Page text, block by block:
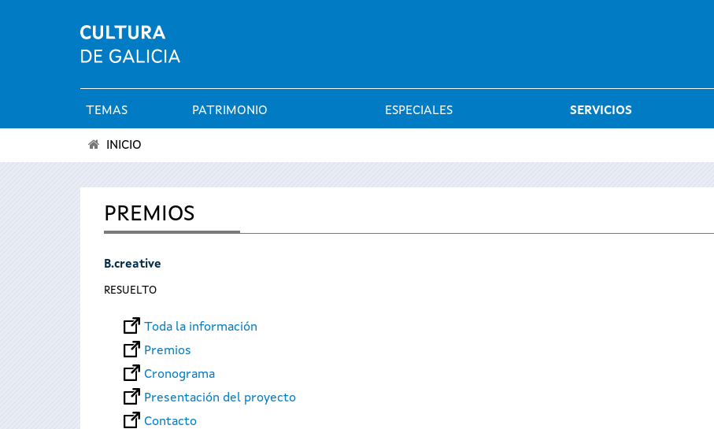
Menú
principal
TEMAS PATRIMONIO ESPECIALES SERVICIOS
encuentra
aquí
INICIO
PREMIOS
B.creative
RESUELTO
Toda la información
Premios
Cronograma
Presentación del proyecto
Contacto